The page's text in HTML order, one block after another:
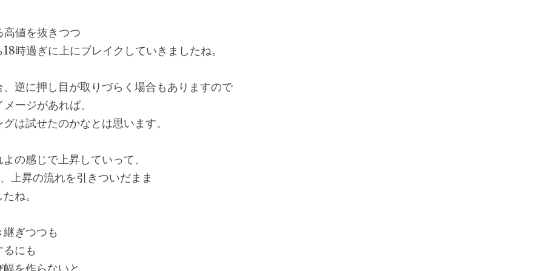
高値を抜きつつ
時過ぎに上にブレイクしていきましたね。
逆に押し目が取りづらく場合もありますので
ージがあれば、
は試せたのかなとは思います。
の感じで上昇していって、
上昇の流れを引きついだまま
ね。
ぎつつも
にも